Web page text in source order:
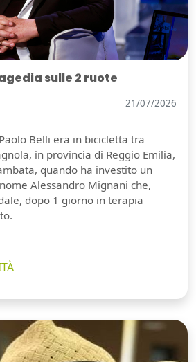
sulle 2 ruote
21/07/2026
Belli era in bicicletta tra
in provincia di Reggio Emilia,
quando ha investito un
Alessandro Mignani che,
dopo 1 giorno in terapia